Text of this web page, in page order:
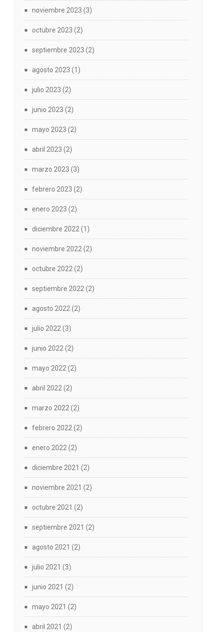
noviembre 2023 (3)
octubre 2023 (2)
septiembre 2023 (2)
agosto 2023 (1)
julio 2023 (2)
junio 2023 (2)
mayo 2023 (2)
abril 2023 (2)
marzo 2023 (3)
febrero 2023 (2)
enero 2023 (2)
diciembre 2022 (1)
noviembre 2022 (2)
octubre 2022 (2)
septiembre 2022 (2)
agosto 2022 (2)
julio 2022 (3)
junio 2022 (2)
mayo 2022 (2)
abril 2022 (2)
marzo 2022 (2)
febrero 2022 (2)
enero 2022 (2)
diciembre 2021 (2)
noviembre 2021 (2)
octubre 2021 (2)
septiembre 2021 (2)
agosto 2021 (2)
julio 2021 (3)
junio 2021 (2)
mayo 2021 (2)
abril 2021 (2)